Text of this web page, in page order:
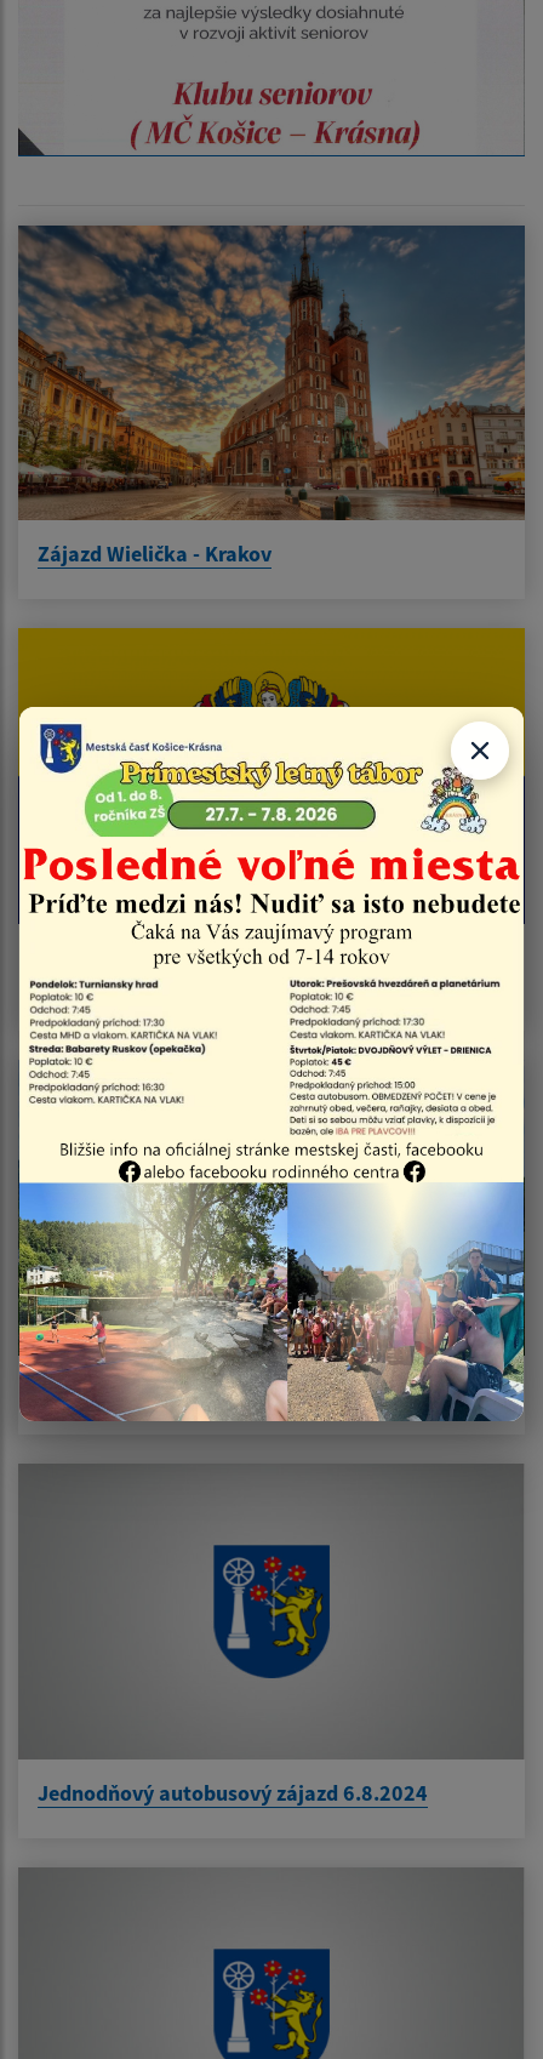
Zájazd Wielička - Krakov
Pozvánka na strieborné dialógy s primátorom
mesta Košice
Zájazd klubu seniorov do mesta Krakov
Jednodňový autobusový zájazd 6.8.2024